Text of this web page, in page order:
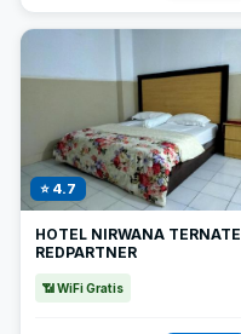
⭐ 4.7
HOTEL NIRWANA TERNATE
REDPARTNER
📶 WiFi Gratis